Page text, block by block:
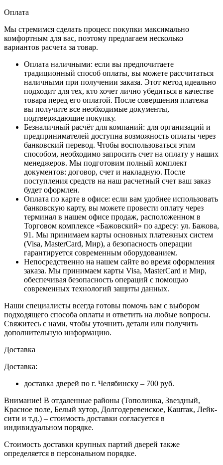
Оплата
Мы стремимся сделать процесс покупки максимально
комфортным для вас, поэтому предлагаем несколько
вариантов расчета за товар.
Оплата наличными: если вы предпочитаете
традиционный способ оплаты, вы можете рассчитаться
наличными при получении заказа. Этот метод идеально
подходит для тех, кто хочет лично убедиться в качестве
товара перед его оплатой. После совершения платежа
вы получите все необходимые документы,
подтверждающие покупку.
Безналичный расчёт для компаний: для организаций и
предпринимателей доступна возможность оплаты через
банковский перевод. Чтобы воспользоваться этим
способом, необходимо запросить счет на оплату у наших
менеджеров. Мы подготовим полный комплект
документов: договор, счет и накладную. После
поступления средств на наш расчетный счет ваш заказ
будет оформлен.
Оплата по карте в офисе: если вам удобнее использовать
банковскую карту, вы можете провести оплату через
терминал в нашем офисе продаж, расположенном в
Торговом комплексе «Бажовский» по адресу: ул. Бажова,
91. Мы принимаем карты основных платежных систем
(Visa, MasterCard, Мир), а безопасность операции
гарантируется современным оборудованием.
Непосредственно на нашем сайте во время оформления
заказа. Мы принимаем карты Visa, MasterCard и Мир,
обеспечивая безопасность операций с помощью
современных технологий защиты данных.
Наши специалисты всегда готовы помочь вам с выбором
подходящего способа оплаты и ответить на любые вопросы.
Свяжитесь с нами, чтобы уточнить детали или получить
дополнительную информацию.
Доставка
Доставка:
доставка дверей по г. Челябинску – 700 руб.
Внимание! В отдаленные районы (Тополинка, Звездный,
Красное поле, Белый хутор, Долгодеревенское, Каштак, Лейк-
сити и т.д.) – стоимость доставки согласуется в
индивидуальном порядке.
Стоимость доставки крупных партий дверей также
определяется в персональном порядке.